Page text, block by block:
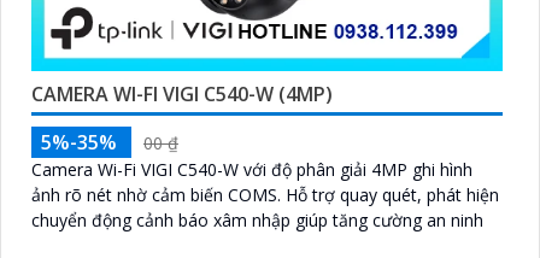
CAMERA WI-FI VIGI C540-W (4MP)
5%-35%
00 ₫
Camera Wi-Fi VIGI C540-W với độ phân giải 4MP ghi hình
ảnh rõ nét nhờ cảm biến COMS. Hỗ trợ quay quét, phát hiện
chuyển động cảnh báo xâm nhập giúp tăng cường an ninh